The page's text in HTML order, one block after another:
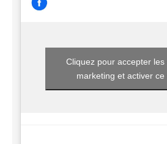
Cliquez pour accepter les
marketing et activer ce